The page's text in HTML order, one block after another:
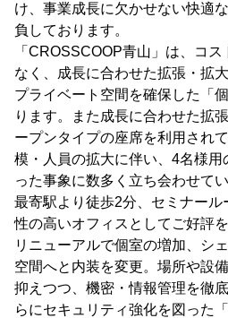
け、事業成長に欠かせない快適
負しております。
「CROSSCOOP青山」は、コ
なく、成長に合わせた拡張・拡
プライベート空間を確保した「
ります。また成長に合わせた拡
ープンタイプの座席を利用され
模・人員の拡大に伴い、4名様
った事象に数多く立ち会わせて
最寄駅より徒歩2分、セミナー
性の高いオフィスとしてご好評
リニューアルで個室の増加、シ
空間へと内装を変更。場所や設
抑えつつ、機密・情報管理を徹
らにセキュリティ強化を図った